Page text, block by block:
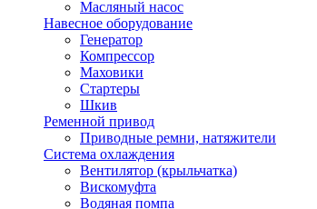
Масляный насос
Навесное оборудование
Генератор
Компрессор
Маховики
Стартеры
Шкив
Ременной привод
Приводные ремни, натяжители
Система охлаждения
Вентилятор (крыльчатка)
Вискомуфта
Водяная помпа